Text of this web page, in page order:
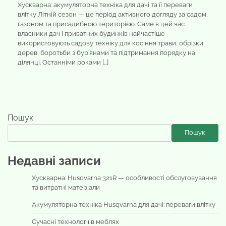
Хускварна: акумуляторна техніка для дачі та її переваги
влітку Літній сезон — це період активного догляду за садом,
газоном та присадибною територією. Саме в цей час
власники дач і приватних будинків найчастіше
використовують садову техніку для косіння трави, обрізки
дерев, боротьби з бур’янами та підтримання порядку на
ділянці. Останніми роками […]
Пошук
Пошук
Недавні записи
Хускварна: Husqvarna 321R — особливості обслуговування
та витратні матеріали
Акумуляторна техніка Husqvarna для дачі: переваги влітку
Сучасні технології в меблях